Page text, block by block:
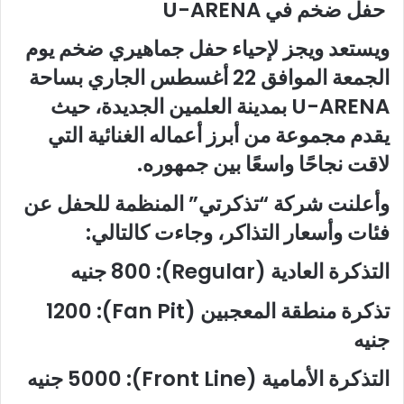
حفل ضخم في U-ARENA
ويستعد ويجز لإحياء حفل جماهيري ضخم يوم
الجمعة الموافق 22 أغسطس الجاري بساحة
U-ARENA بمدينة العلمين الجديدة، حيث
يقدم مجموعة من أبرز أعماله الغنائية التي
لاقت نجاحًا واسعًا بين جمهوره.
وأعلنت شركة “تذكرتي” المنظمة للحفل عن
فئات وأسعار التذاكر، وجاءت كالتالي:
التذكرة العادية (Regular): 800 جنيه
تذكرة منطقة المعجبين (Fan Pit): 1200
جنيه
التذكرة الأمامية (Front Line): 5000 جنيه